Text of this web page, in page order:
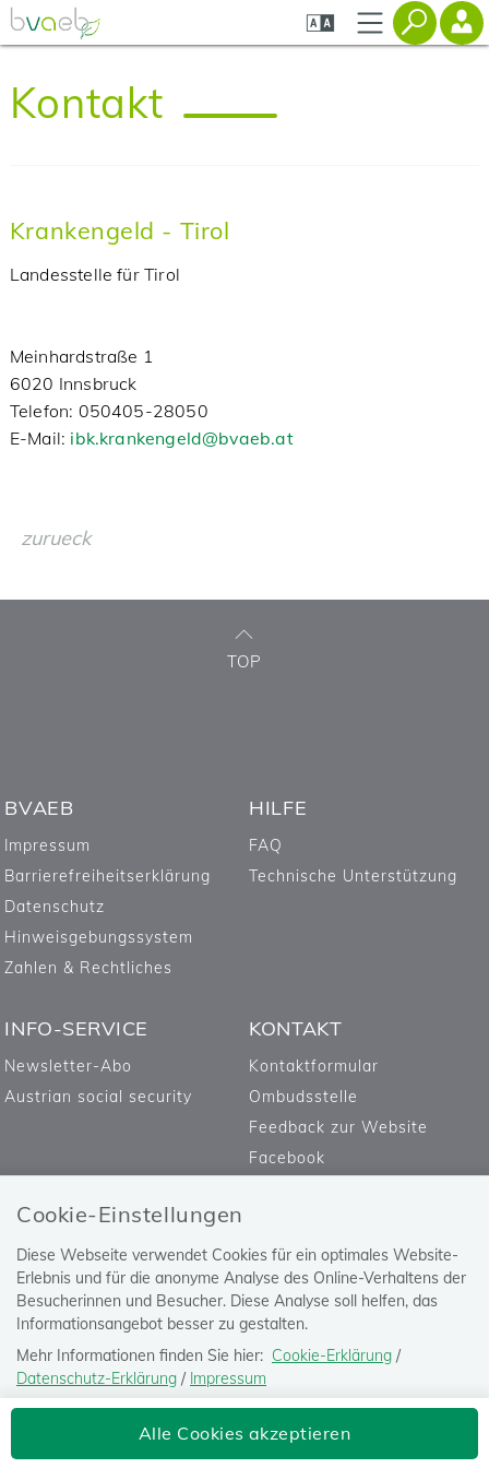
Cookie-Einstellungen
Diese Webseite verwendet Cookies für ein optimales Website-
Erlebnis und für die anonyme Analyse des Online-Verhaltens der
Besucherinnen und Besucher. Diese Analyse soll helfen, das
Informationsangebot besser zu gestalten.
Mehr Informationen finden Sie hier: Cookie-Erklärung /
Datenschutz-Erklärung / Impressum
Die Einstellung können Sie jederzeit auf der Seite "Datenschutz-
" ändern.Alle Cookies akzeptieren
Zum
Seiteninhalt
springen
Zur
Navigation
springen
Zur
Mobilen
Navigation
Kontakt
Krankengeld - Tirol
Landesstelle für Tirol
Meinhardstraße 1
6020 Innsbruck
‌Telefon: 050405-28050
‌E-Mail: ibk.krankengeld@bvaeb.at
zurueck
TOP
Bediensteter, Eisenbahnen und Bergbau
BVAEB
Impressum
Barrierefreiheitserklärung
Datenschutz
Hinweisgebungssystem
Zahlen & Rechtliches
HILFE
FAQ
Technische Unterstützung
INFO-SERVICE
Newsletter-Abo
Austrian social security
KONTAKT
Kontaktformular
Ombudsstelle
Feedback zur Website
Facebook